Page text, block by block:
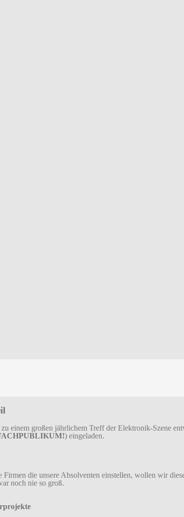
einem großen jährlichem Treff der Elektronik-Szene
) eingeladen.
die unsere Absolventen einstellen, wollen wir
noch nie so groß.